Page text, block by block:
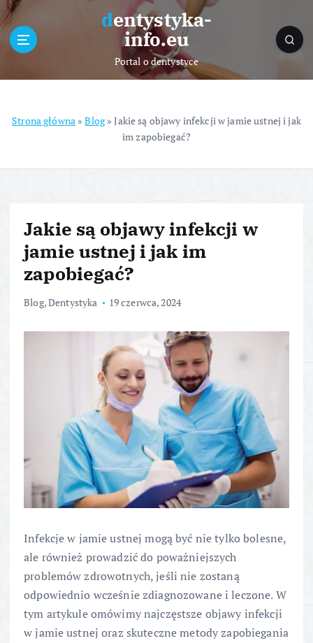
e
dentystyka-
info.eu
Portal o dentystyce
Strona główna »Blog»Jakie są objawy infekcji w jamie ustnej i jak
im zapobiegać?
Jakie są objawy infekcji w
jamie ustnej i jak im
zapobiegać?
Blog,Dentystyka 19 czerwca, 2024
Infekcje w jamie ustnej mogą być nie tylko bolesne,
ale również prowadzić do poważniejszych
problemów zdrowotnych, jeśli nie zostaną
odpowiednio wcześnie zdiagnozowane i leczone. W
tym artykule omówimy najczęstsze objawy infekcji
w jamie ustnej oraz skuteczne metody zapobiegania